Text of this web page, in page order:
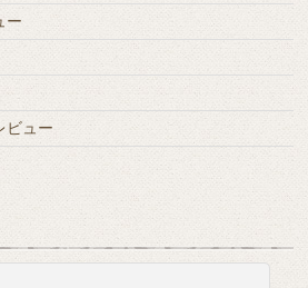
ー
ビュー